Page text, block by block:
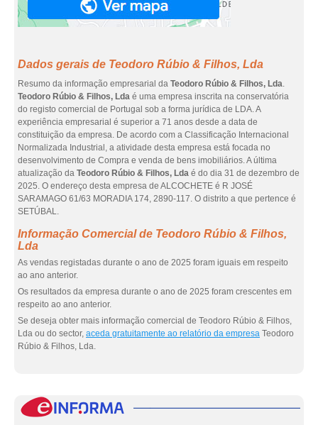
Dados gerais de Teodoro Rúbio & Filhos, Lda
Resumo da informação empresarial da Teodoro Rúbio & Filhos, Lda.
Teodoro Rúbio & Filhos, Lda é uma empresa inscrita na conservatória
do registo comercial de Portugal sob a forma jurídica de LDA. A
experiência empresarial é superior a 71 anos desde a data de
constituição da empresa. De acordo com a Classificação Internacional
Normalizada Industrial, a atividade desta empresa está focada no
desenvolvimento de Compra e venda de bens imobiliários. A última
atualização da Teodoro Rúbio & Filhos, Lda é do dia 31 de dezembro de
2025. O endereço desta empresa de ALCOCHETE é R JOSÉ
SARAMAGO 61/63 MORADIA 174, 2890-117. O distrito a que pertence é
SETÚBAL.
Informação Comercial de Teodoro Rúbio & Filhos,
Lda
As vendas registadas durante o ano de 2025 foram iguais em respeito
ao ano anterior.
Os resultados da empresa durante o ano de 2025 foram crescentes em
respeito ao ano anterior.
Se deseja obter mais informação comercial de Teodoro Rúbio & Filhos,
Lda ou do sector, aceda gratuitamente ao relatório da empresa Teodoro
Rúbio & Filhos, Lda.